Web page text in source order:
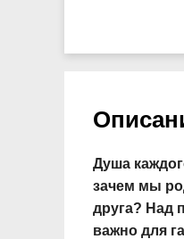
Душа
зачем мы
друга? Над
важно для